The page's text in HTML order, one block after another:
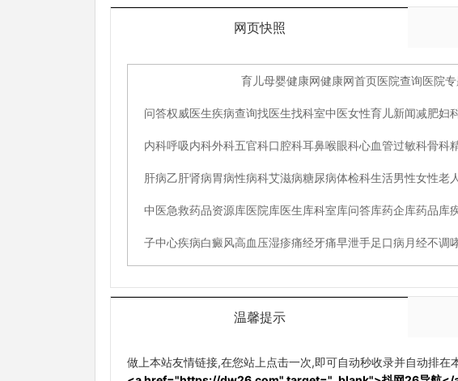
网页快照
温馨提示
做上本站友情链接,在您站上点击一次,即可自动秒收录并自动排在